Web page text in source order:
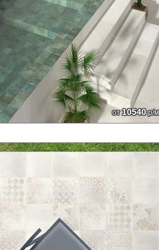
от10540р/